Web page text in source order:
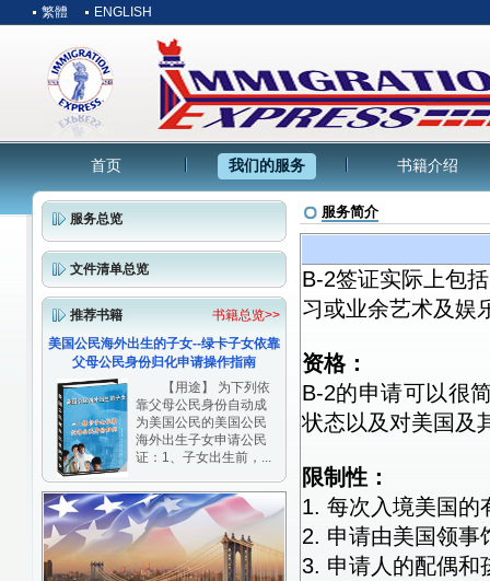
繁體 ENGLISH
首页 我们的服务 书籍介绍
服务总览
文件清单总览
推荐书籍
书籍总览>>
美国公民海外出生的子女--绿卡子女依靠
父母公民身份归化申请操作指南
【用途】 为下列依
靠父母公民身份自动成
为美国公民的美国公民
海外出生子女申请公民
证：1、子女出生前，...
服务简介
B-2签证实际上包
习或业余艺术及娱
资格：
B-2的申请可以很
状态以及对美国及
限制性：
1. 每次入境美国的
2. 申请由美国领事
3. 申请人的配偶和